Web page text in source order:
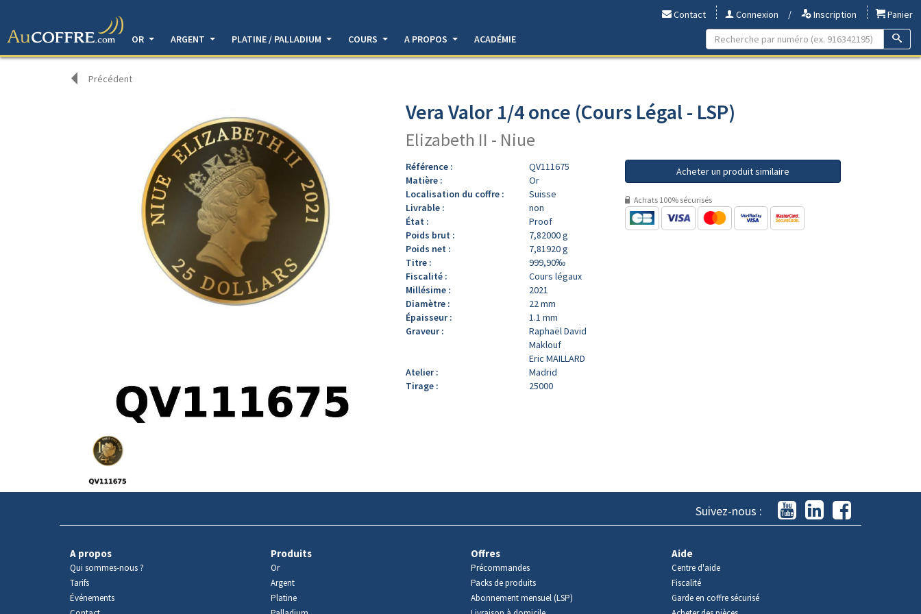
Contact Connexion / Inscription
Panier
OR
ARGENT PLATINE / PALLADIUM COURS A PROPOS ACADÉMIE
Précédent
produit
Vera Valor 1/4 once (Cours Légal - LSP)
Elizabeth II - Niue
Référence :
QV111675
Matière :
Or
Localisation du coffre :
Suisse
Livrable :
non
État :
Proof
Poids brut :
7,82000 g
Poids net :
7,81920 g
Titre :
999,90‰
Fiscalité :
Cours légaux
Millésime :
2021
Diamètre :
22 mm
Épaisseur :
1.1 mm
Graveur :
Raphaël David
Maklouf
Eric MAILLARD
Atelier :
Madrid
Tirage :
25000
Acheter un produit similaire
Achats 100% sécurisés
Suivez-nous :
A propos
Qui sommes-nous ?
Tarifs
Événements
Produits
Or
Argent
Platine
Offres
Précommandes
Packs de produits
Abonnement mensuel (LSP)
Aide
Centre d'aide
Fiscalité
Garde en coffre sécurisé